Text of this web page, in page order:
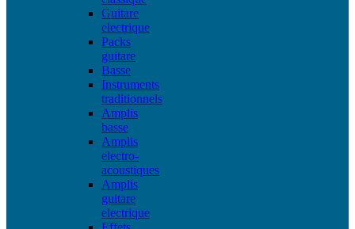
Guitare
electrique
Packs
guitare
Basse
Instruments
traditionnels
Amplis
basse
Amplis
electro-
acoustiques
Amplis
guitare
electrique